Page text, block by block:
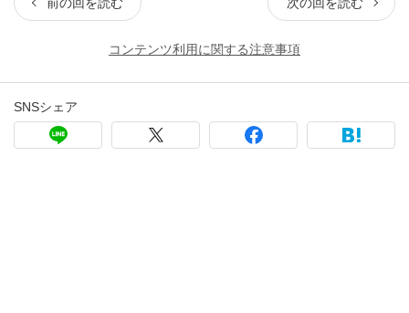
コンテンツ利用に関する注意事項
SNSシェア